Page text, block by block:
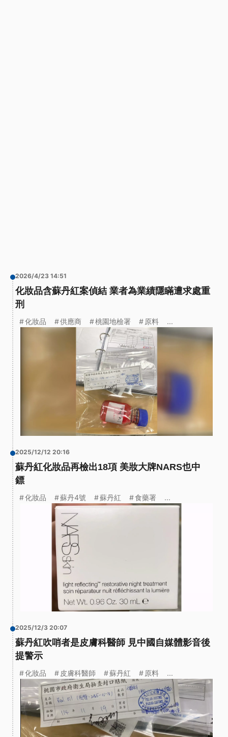
2026/4/23 14:51
化妝品含蘇丹紅案偵結 業者為業績隱瞞遭求處重
刑
化妝品 供應商 桃園地檢署 原料 ...
2025/12/12 20:16
蘇丹紅化妝品再檢出18項 美妝大牌NARS也中
鏢
化妝品 蘇丹4號 蘇丹紅 食藥署 ...
2025/12/3 20:07
蘇丹紅吹哨者是皮膚科醫師 見中國自媒體影音後
提警示
化妝品 皮膚科醫師 蘇丹紅 原料 ...